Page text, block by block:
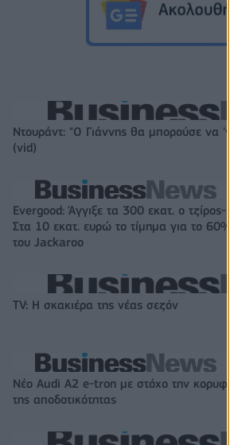
Ντουράντ: "Ο Γιάννης θα μπορούσε να
(vid)
Evergood: Άγγιξε τα 300 εκατ. ο τζίρος-
Στα 10 εκατ. ευρώ το τίμημα για το 60%
του Jackaroo
TV: Η σκακιέρα της νέας σεζόν
Νέο Audi A2 e-tron με στόχο την κορυφή
της αποδοτικότητας